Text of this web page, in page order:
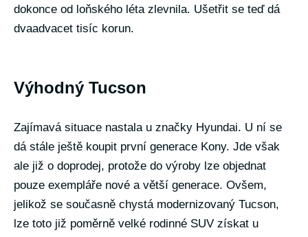
dokonce od loňského léta zlevnila. Ušetřit se teď dá
dvaadvacet tisíc korun.
Výhodný Tucson
Zajímavá situace nastala u značky Hyundai. U ní se
dá stále ještě koupit první generace Kony. Jde však
ale již o doprodej, protože do výroby lze objednat
pouze exempláře nové a větší generace. Ovšem,
jelikož se současně chystá modernizovaný Tucson,
lze toto již poměrně velké rodinné SUV získat u